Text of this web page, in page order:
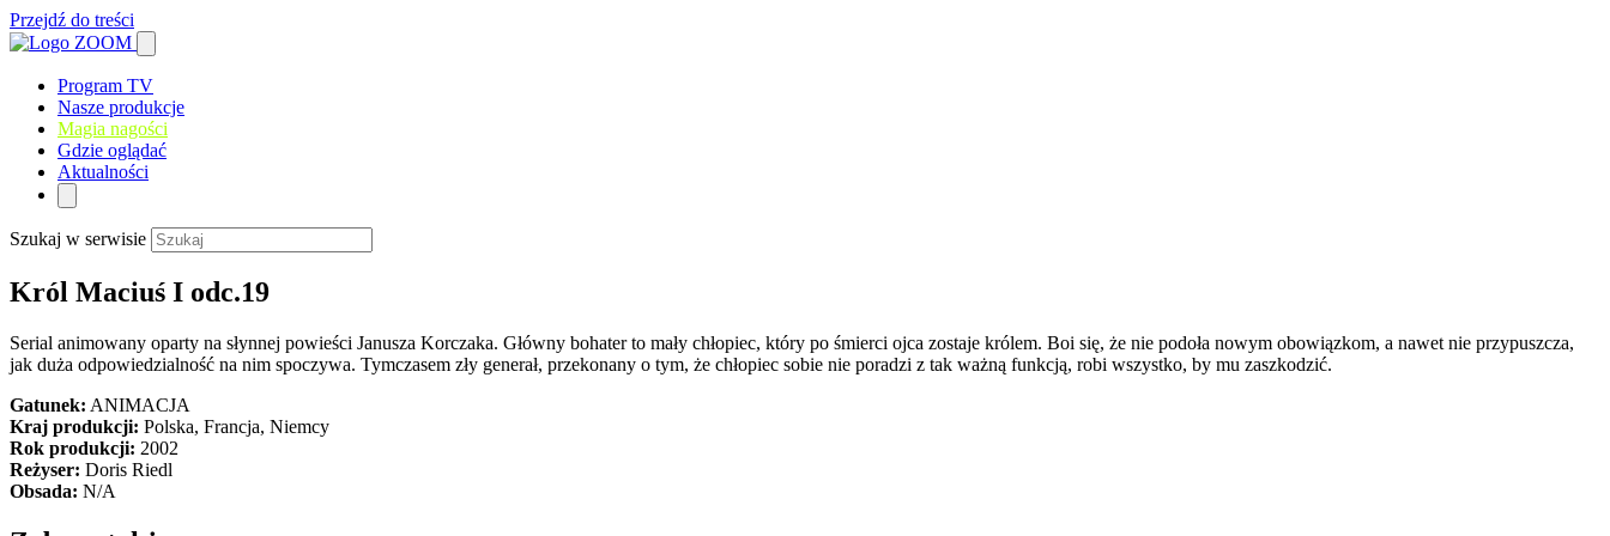
Przejdź do treści
Program TV
Nasze produkcje
Magia nagości
Gdzie oglądać
Aktualności
Szukaj w serwisie
Król Maciuś I odc.19
Serial animowany oparty na słynnej powieści Janusza Korczaka. Główny bohater to mały chłopiec, który po śmierci ojca zostaje królem. Boi się, że nie podoła nowym obowiązkom, a nawet nie przypuszcza,
jak duża odpowiedzialność na nim spoczywa. Tymczasem zły generał, przekonany o tym, że chłopiec sobie nie poradzi z tak ważną funkcją, robi wszystko, by mu zaszkodzić.
Gatunek: ANIMACJA
Kraj produkcji: Polska, Francja, Niemcy
Rok produkcji: 2002
Reżyser: Doris Riedl
Obsada: N/A